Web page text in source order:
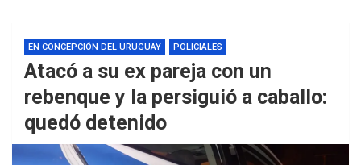
EN CONCEPCIÓN DEL URUGUAY POLICIALES
Atacó a su ex pareja con un
rebenque y la persiguió a caballo:
quedó detenido